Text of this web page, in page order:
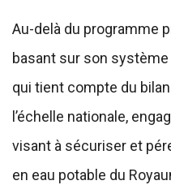
Au-delà du programme
basant sur son
qui tient compte du
l’échelle nationale,
visant à sécuriser et
en eau potable du